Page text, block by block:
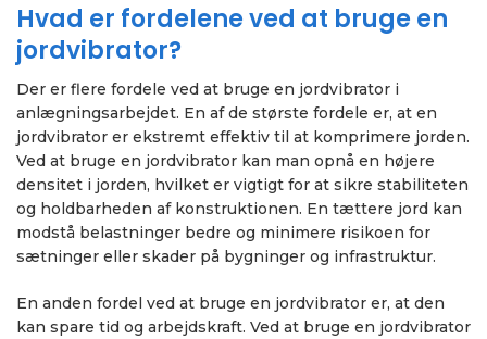
Hvad er fordelene ved at bruge en
jordvibrator?
Der er flere fordele ved at bruge en jordvibrator i
anlægningsarbejdet. En af de største fordele er, at en
jordvibrator er ekstremt effektiv til at komprimere jorden.
Ved at bruge en jordvibrator kan man opnå en højere
densitet i jorden, hvilket er vigtigt for at sikre stabiliteten
og holdbarheden af konstruktionen. En tættere jord kan
modstå belastninger bedre og minimere risikoen for
sætninger eller skader på bygninger og infrastruktur.
En anden fordel ved at bruge en jordvibrator er, at den
kan spare tid og arbejdskraft. Ved at bruge en jordvibrator